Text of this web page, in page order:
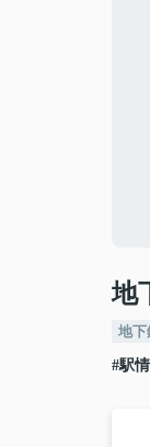
地
地下
#駅